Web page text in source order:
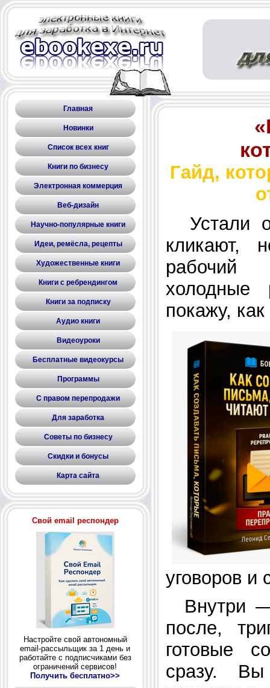
Главная
Новинки
Список всех книг
Книги по бизнесу
Электронная коммерция
Веб-дизайн
Научно-популярные книги
Идеи, ремёсла, рецепты
Художественные книги
Книги с ребрендингом
Книги за подписку
Аудио книги
Видеоуроки
Бесплатные видеокурсы
Программы
С правом перепродажи
Для заработка
Советы по бизнесу
Скидки и бонусы
Карта сайта
Свой email респондер
Настройте свой автономный
email-рассыльщик за 1 день и
работайте с подписчиками без
ограничений сервисов!
Получить бесплатно>>
Гайд,
Устали
кликают,
рабочий
покажу,
уговоров и
Внутри
после,
готовые
сразу.